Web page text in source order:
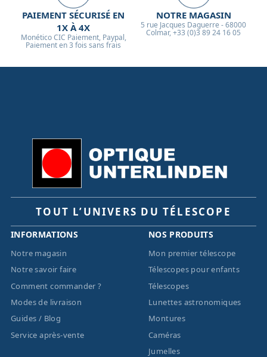
PAIEMENT SÉCURISÉ EN
1X À 4X
Monético CIC Paiement, Paypal,
Paiement en 3 fois sans frais
NOTRE MAGASIN
5 rue Jacques Daguerre - 68000
Colmar, +33 (0)3 89 24 16 05
TOUT L’UNIVERS DU TÉLESCOPE
INFORMATIONS
Notre magasin
Notre savoir faire
Comment commander ?
Modes de livraison
Guides / Blog
Service après-vente
NOS PRODUITS
Mon premier télescope
Télescopes pour enfants
Télescopes
Lunettes astronomiques
Montures
Caméras
Jumelles